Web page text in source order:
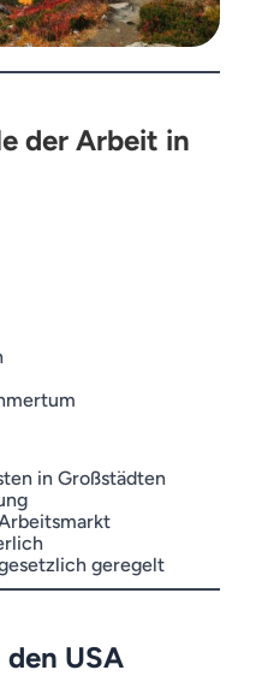
der Arbeit in
in Großstädten
geregelt
USA